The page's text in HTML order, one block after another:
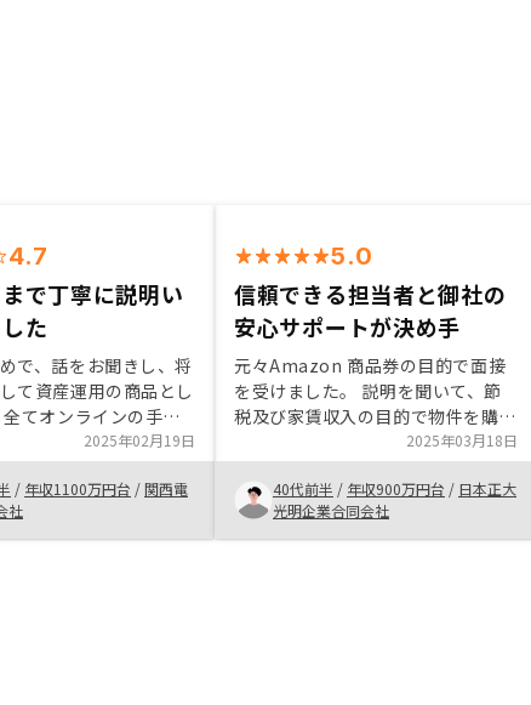
4.7
で丁寧に説明い
た
で、話をお聞きし、将
て資産運用の商品とし
てオンラインの手続
、営業の丁寧な説明やフ
、安心して手続きがで
・物件も、納得がいく
明いただいたので満足
2025年02月19日
/ 年収1100万円台 /関西電
社
5.0
信頼できる担当者と御社の
安心サポートが決め手
元々Amazon 商品券の目的で面接
を受けました。 説明を聞いて、節
税及び家賃収入の目的で物件を購入
しました。 担当者がいつもサポー
トしてくださって、つに４件を購入
することになりました。 不動産投
資してよかったので、友達４人を紹
介しました。
2025年03月18日
40代前半 / 年収900万円台 / 日本正大
光明企業合同会社